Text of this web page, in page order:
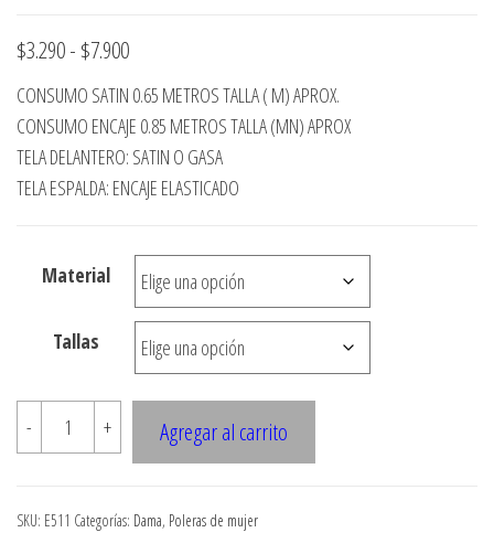
$3.290- $7.900Rango
de
precios:
desde
$3.290
$7.900
CONSUMO SATIN 0.65 METROS TALLA ( M) APROX.
CONSUMO ENCAJE 0.85 METROS TALLA (MN) APROX
TELA DELANTERO: SATIN O GASA
TELA ESPALDA: ENCAJE ELASTICADO
Material
Tallas
-
E511
POLERA
MURCIELAGO,
ESPALDA
+ Agregar al carrito
SKU: E511 Categorías: Dama, Poleras de mujer